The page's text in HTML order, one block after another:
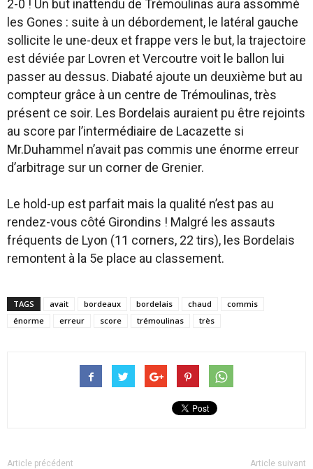
2-0 ! Un but inattendu de Trémoulinas aura assommé
les Gones : suite à un débordement, le latéral gauche
sollicite le une-deux et frappe vers le but, la trajectoire
est déviée par Lovren et Vercoutre voit le ballon lui
passer au dessus. Diabaté ajoute un deuxième but au
compteur grâce à un centre de Trémoulinas, très
présent ce soir. Les Bordelais auraient pu être rejoints
au score par l’intermédiaire de Lacazette si
Mr.Duhammel n’avait pas commis une énorme erreur
d’arbitrage sur un corner de Grenier.
Le hold-up est parfait mais la qualité n’est pas au
rendez-vous côté Girondins ! Malgré les assauts
fréquents de Lyon (11 corners, 22 tirs), les Bordelais
remontent à la 5e place au classement.
TAGS avait bordeaux bordelais chaud
commis
énorme
erreur score trémoulinas très
Article précédent Article suivant